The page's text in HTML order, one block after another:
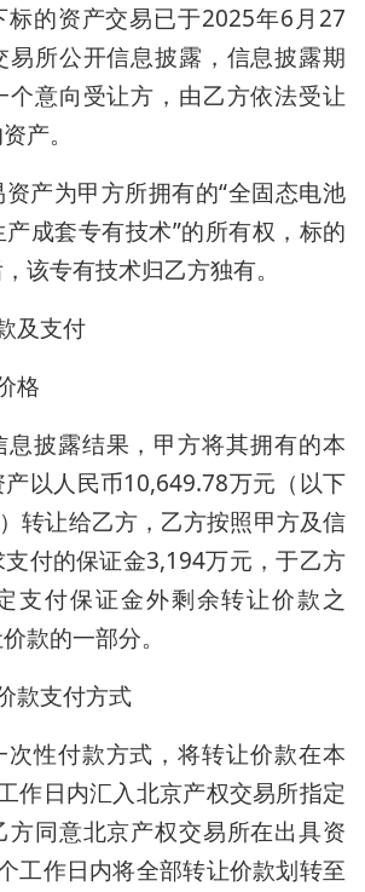
标的资产交易已于2025年6月27
易所公开信息披露，信息披露期
个意向受让方，由乙方依法受让
产。
产为甲方所拥有的“全固态电池
成套专有技术”的所有权，标的
该专有技术归乙方独有。
及支付
格
息披露结果，甲方将其拥有的本
以人民币10,649.78万元（以下
转让给乙方，乙方按照甲方及信
付的保证金3,194万元，于乙方
支付保证金外剩余转让价款之
款的一部分。
款支付方式
次性付款方式，将转让价款在本
作日内汇入北京产权交易所指定
方同意北京产权交易所在出具资
工作日内将全部转让价款划转至